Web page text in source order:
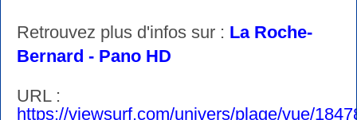
Retrouvez plus d'infos sur : La Roche-
Bernard - Pano HD
URL :
https://viewsurf.com/univers/plage/vue/